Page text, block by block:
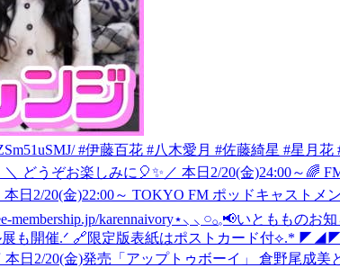
#伊藤百花 #八木愛月 #佐藤綺星 #星月
どうぞお楽しみに🎈✨ ／ 本日2/20(金)24:00～🌈
本日2/20(金)22:00～ TOKYO FM ポッドキャスト
karennaivory⋆⸜ ⸜ 𓏸𓂂𓈒📢いともものお
ネル展も開催.ᐟ 🔗限定版表紙はポストカー
日2/20(金)発売「アップトゥボーイ」 倉野尾成美